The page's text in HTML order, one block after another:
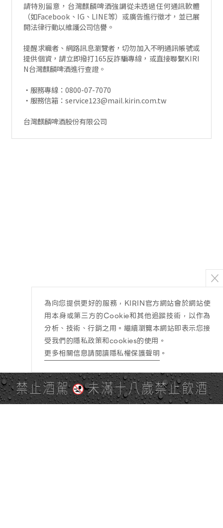
請特別留意，台灣麒麟啤酒強調從未透過任何通訊軟體
（如Facebook、IG、LINE等）或廣告進行徵才，並已展
開法律行動以維護公司信譽。
提醒求職者、網路訊息瀏覽者，切勿加入不明通訊帳號或
提供個資，請立即撥打165反詐騙專線，或直接聯繫KIRI
N台灣麒麟啤酒進行查證。
‧服務專線：0800-07-7070
‧服務信箱：service123@mail.kirin.com.tw
台灣麒麟啤酒股份有限公司
禁止酒駕 未滿十八歲禁止飲酒
為向您提供更好的服務，KIRIN官方網站會於網站使
用本身或第三方的Cookie和其他追蹤技術，以作為
分析、技術、行銷之用。繼續瀏覽本網站即表示您接
受我們的隱私政策和cookies的使用。
更多相關信息請閱讀隱私權保護聲明 。
PAGE TOP